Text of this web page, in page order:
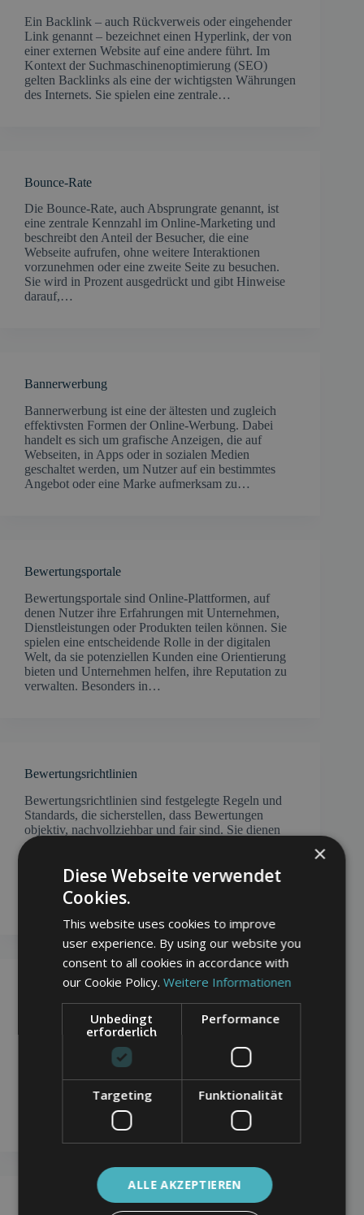
Ein Backlink – auch Rückverweis oder eingehender
Link genannt – bezeichnet einen Hyperlink, der von
einer externen Website auf eine andere führt. Im
Kontext der Suchmaschinenoptimierung (SEO)
gelten Backlinks als eine der wichtigsten Währungen
des Internets. Sie spielen eine zentrale…
Bounce-Rate
Die Bounce-Rate, auch Absprungrate genannt, ist
eine zentrale Kennzahl im Online-Marketing und
beschreibt den Anteil der Besucher, die eine
Webseite aufrufen, ohne weitere Interaktionen
vorzunehmen oder eine zweite Seite zu besuchen.
Sie wird in Prozent ausgedrückt und gibt Hinweise
darauf,…
Bannerwerbung
Bannerwerbung ist eine der ältesten und zugleich
effektivsten Formen der Online-Werbung. Dabei
handelt es sich um grafische Anzeigen, die auf
Webseiten, in Apps oder in sozialen Medien
geschaltet werden, um Nutzer auf ein bestimmtes
Angebot oder eine Marke aufmerksam zu…
Bewertungsportale
Bewertungsportale sind Online-Plattformen, auf
denen Nutzer ihre Erfahrungen mit Unternehmen,
Dienstleistungen oder Produkten teilen können. Sie
spielen eine entscheidende Rolle in der digitalen
Welt, da sie potenziellen Kunden eine Orientierung
bieten und Unternehmen helfen, ihre Reputation zu
verwalten. Besonders in…
Bewertungsrichtlinien
Bewertungsrichtlinien sind festgelegte Regeln und
Standards, die sicherstellen, dass Bewertungen
objektiv, nachvollziehbar und fair sind. Sie dienen
als Leitfaden für Unternehmen, Plattformbetreiber
Glaubwürdigkeit von Bewertungen zu
gewährleisten. Insbesondere in der digitalen Welt, in
Bewertungsanalyse
Die Bewertungsanalyse ist ein systematischer
Prozess zur Sammlung, Auswertung und
Interpretation von Bewertungen, die von Kunden
oder Patienten über Produkte, Dienstleistungen oder
Analyse ist es, wertvolle Einblicke in die
Zufriedenheit, Erwartungen und Erfahrungen der
Beschwerdemanagement
×
Diese Webseite verwendet
Cookies.
This website uses cookies to improve
user experience. By using our website you
consent to all cookies in accordance with
our Cookie Policy.Weitere Informationen
Unbedingt
erforderlich
Performance
Targeting Funktionalität
ALLE AKZEPTIEREN